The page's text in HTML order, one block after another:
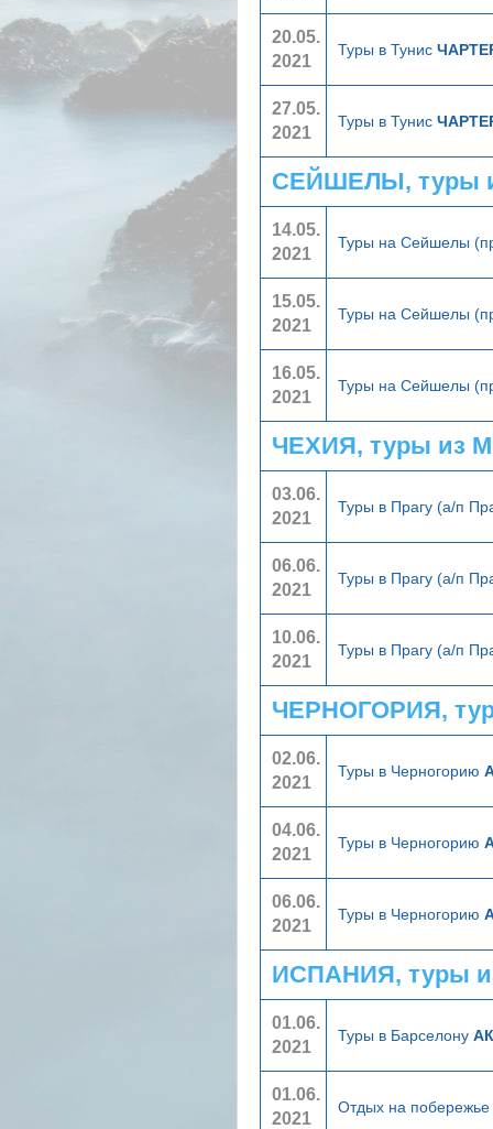
20.05.
2021
Туры в Тунис
27.05.
2021
Туры в Тунис
СЕЙШЕЛЫ, туры
14.05.
2021
Туры на Сейшелы
15.05.
2021
Туры на Сейшелы
16.05.
2021
Туры на Сейшелы
ЧЕХИЯ, туры из
03.06.
2021
Туры в Прагу (а/п
06.06.
2021
Туры в Прагу (а/п
10.06.
2021
Туры в Прагу (а/п
ЧЕРНОГОРИЯ,
02.06.
2021
Туры в Черногорию
04.06.
2021
Туры в Черногорию
06.06.
2021
Туры в Черногорию
ИСПАНИЯ, туры
01.06.
2021
Туры в Барселону
01.06.
2021
Отдых на